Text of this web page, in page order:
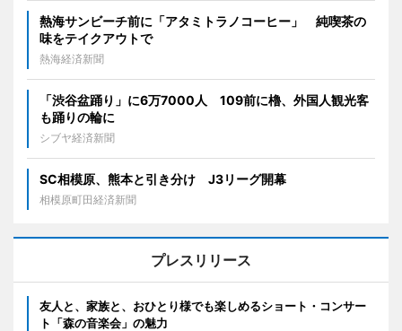
熱海サンビーチ前に「アタミトラノコーヒー」 純喫茶の
味をテイクアウトで
熱海経済新聞
「渋谷盆踊り」に6万7000人 109前に櫓、外国人観光客
も踊りの輪に
シブヤ経済新聞
SC相模原、熊本と引き分け J3リーグ開幕
相模原町田経済新聞
プレスリリース
友人と、家族と、おひとり様でも楽しめるショート・コンサー
ト「森の音楽会」の魅力